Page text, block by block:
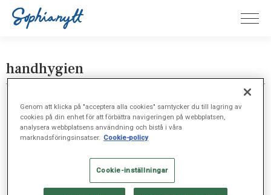
handhygien
Genom att klicka på "acceptera alla cookies" samtycker du till lagring av
cookies på din enhet för att förbättra navigeringen på webbplatsen,
analysera webbplatsens användning och bistå i våra
marknadsföringsinsatser. Cookie-policy
Cookie-inställningar